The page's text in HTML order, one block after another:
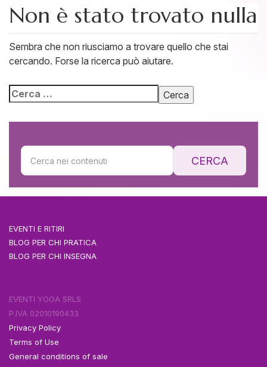
Non è stato trovato nulla
Sembra che non riusciamo a trovare quello che stai
cercando. Forse la ricerca può aiutare.
CERCA
EVENTI E RITIRI
BLOG PER CHI PRATICA
BLOG PER CHI INSEGNA
EVENTI YOGA SRLS
P.IVA 02010190433
Privacy Policy
Terms of Use
General conditions of sale